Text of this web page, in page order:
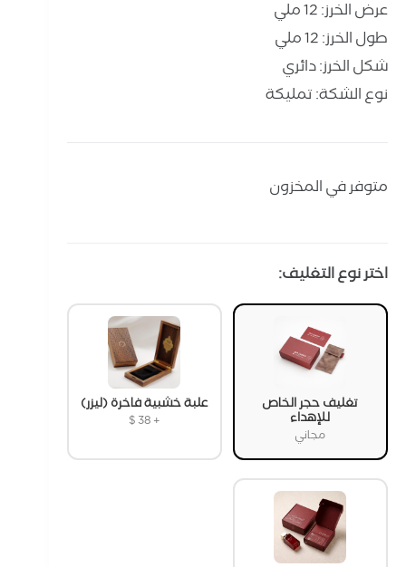
عرض الخرز: 12 ملي
طول الخرز: 12 ملي
شكل الخرز: دائري
نوع الشكة: تمليكة
متوفر في المخزون
اختر نوع التغليف:
تغليف حجر الخاص
للإهداء
مجاني
علبة خشبية فاخرة (ليزر)
+
$38